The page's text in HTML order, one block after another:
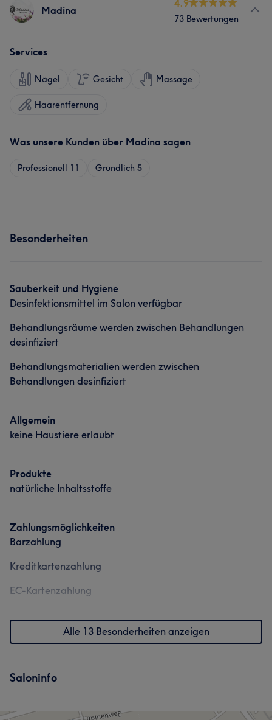
Madina
4.9
73 Bewertungen
Services
Nägel Gesicht Massage
Haarentfernung
Was unsere Kunden über Madina sagen
Professionell 11 Gründlich 5
Besonderheiten
Sauberkeit und Hygiene
Desinfektionsmittel im Salon verfügbar
Behandlungsräume werden zwischen Behandlungen
desinfiziert
Behandlungsmaterialien werden zwischen
Behandlungen desinfiziert
Allgemein
keine Haustiere erlaubt
Produkte
natürliche Inhaltsstoffe
Zahlungsmöglichkeiten
Barzahlung
Kreditkartenzahlung
EC-Kartenzahlung
Alle 13 Besonderheiten anzeigen
Saloninfo